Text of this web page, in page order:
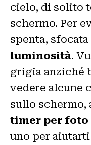
cielo, di solito
schermo. Per
spenta, sfocata
luminosità.
grigia anziché
vedere alcune
sullo schermo,
timer per foto
uno per